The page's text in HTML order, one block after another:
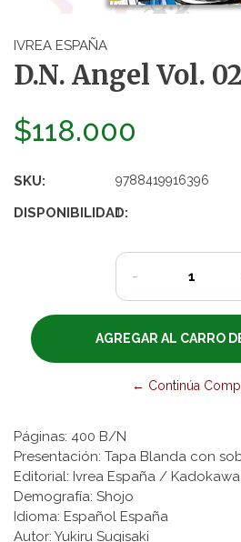
IVREA ESPAÑA
D.N. Angel Vol. 02
$118.000
SKU: 9788419916396
DISPONIBILIDAD:
1
-
← Continúa
Páginas: 400 B/N
Presentación: Tapa Blanda con
Editorial: Ivrea España /
Demografía: Shojo
Idioma: Español España
Autor: Yukiru Sugisaki